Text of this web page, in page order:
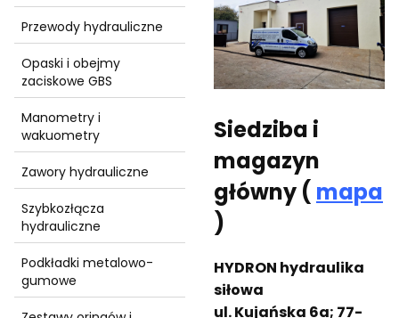
Przewody hydrauliczne
Opaski i obejmy
zaciskowe GBS
Manometry i
wakuometry
Zawory hydrauliczne
Szybkozłącza
hydrauliczne
Podkładki metalowo-
gumowe
Siedziba i
magazyn
główny ( mapa
)
HYDRON hydraulika
siłowa
ul. Kujańska 6a; 77-